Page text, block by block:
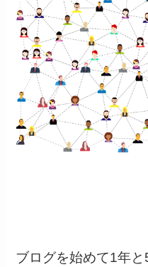
ブログを始めて1年